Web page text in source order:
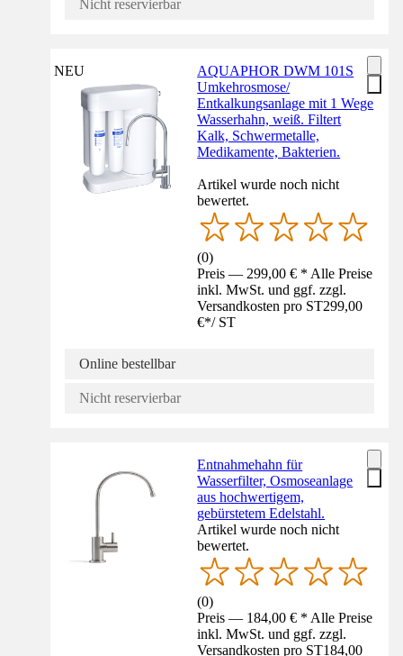
Nicht reservierbar
NEU
AQUAPHOR DWM 101S
Umkehrosmose/
Entkalkungsanlage mit 1 Wege
Wasserhahn, weiß. Filtert
Kalk, Schwermetalle,
Medikamente, Bakterien.
Artikel wurde noch nicht
bewertet.
(0)
Preis — 299,00 € * Alle Preise
inkl. MwSt. und ggf. zzgl.
Versandkosten pro ST299,00
€*/ ST
Online bestellbar
Nicht reservierbar
Entnahmehahn für
Wasserfilter, Osmoseanlage
aus hochwertigem,
gebürstetem Edelstahl.
Artikel wurde noch nicht
bewertet.
(0)
Preis — 184,00 € * Alle Preise
inkl. MwSt. und ggf. zzgl.
Versandkosten pro ST184,00